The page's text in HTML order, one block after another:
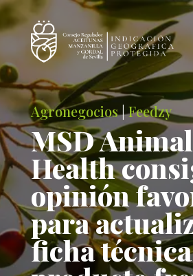
Agronegocios|Feedzy
MSD Animal
Health
opinión
para
ficha